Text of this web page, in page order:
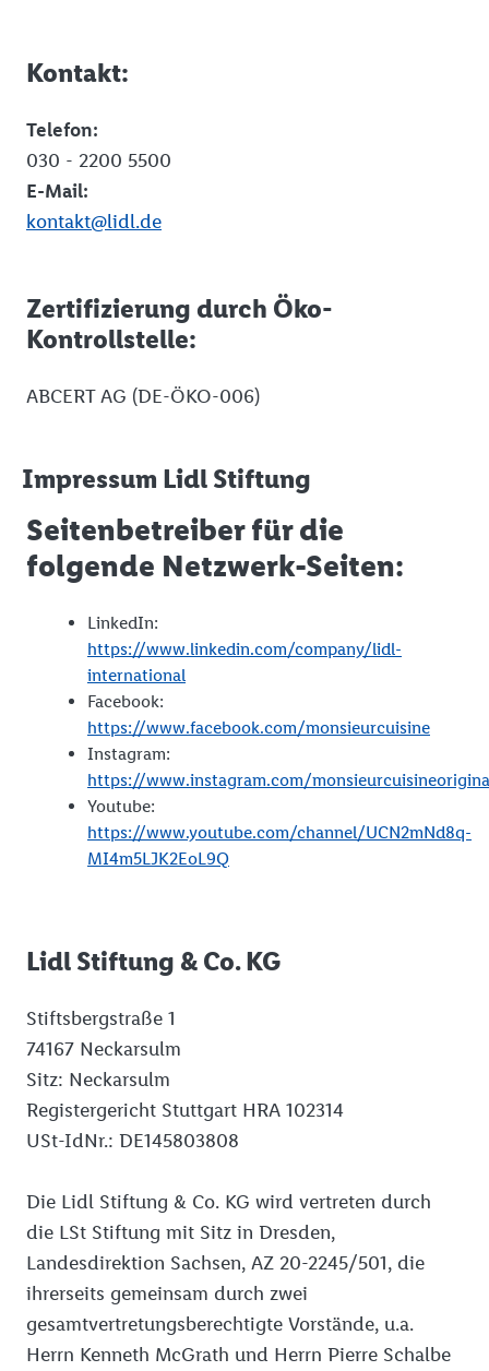
Kontakt:
Telefon:
030 - 2200 5500
E-Mail:
kontakt@lidl.de
Zertifizierung durch Öko-
Kontrollstelle:
ABCERT AG (DE-ÖKO-006)
Impressum Lidl Stiftung
Seitenbetreiber für die
folgende Netzwerk-Seiten:
LinkedIn:
https://www.linkedin.com/company/lidl-
international
Facebook:
https://www.facebook.com/monsieurcuisine
Instagram:
https://www.instagram.com/
Youtube:
https://www.youtube.com/channel/UCN2mNd8q-
MI4m5LJK2EoL9Q
Lidl Stiftung & Co. KG
Stiftsbergstraße 1
74167 Neckarsulm
Sitz: Neckarsulm
Registergericht Stuttgart HRA 102314
USt-IdNr.: DE145803808
Die Lidl Stiftung & Co. KG wird vertreten durch
die LSt Stiftung mit Sitz in Dresden,
Landesdirektion Sachsen, AZ 20-2245/501, die
ihrerseits gemeinsam durch zwei
gesamtvertretungsberechtigte Vorstände, u.a.
Herrn Kenneth McGrath und Herrn Pierre Schalbe